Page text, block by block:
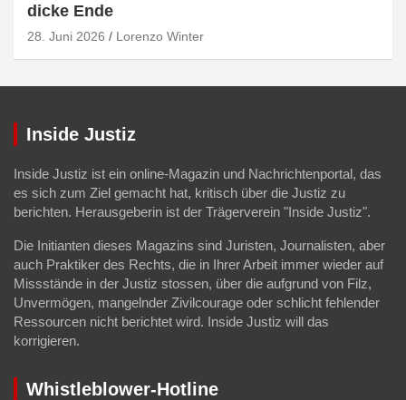
dicke Ende
28. Juni 2026 Lorenzo Winter
Inside Justiz
Inside Justiz ist ein online-Magazin und Nachrichtenportal, das
es sich zum Ziel gemacht hat, kritisch über die Justiz zu
berichten. Herausgeberin ist der Trägerverein "Inside Justiz".
Die Initianten dieses Magazins sind Juristen, Journalisten, aber
auch Praktiker des Rechts, die in Ihrer Arbeit immer wieder auf
Missstände in der Justiz stossen, über die aufgrund von Filz,
Unvermögen, mangelnder Zivilcourage oder schlicht fehlender
Ressourcen nicht berichtet wird. Inside Justiz will das
korrigieren.
Whistleblower-Hotline